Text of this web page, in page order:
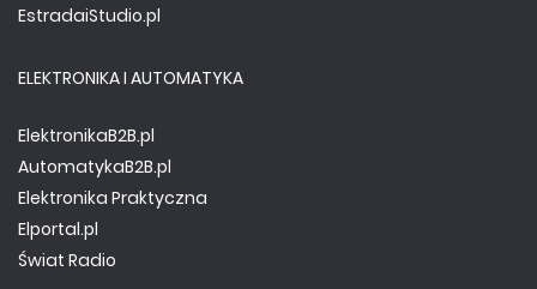
EstradaiStudio.pl
ELEKTRONIKA I AUTOMATYKA
ElektronikaB2B.pl
AutomatykaB2B.pl
Elektronika Praktyczna
Elportal.pl
Świat Radio